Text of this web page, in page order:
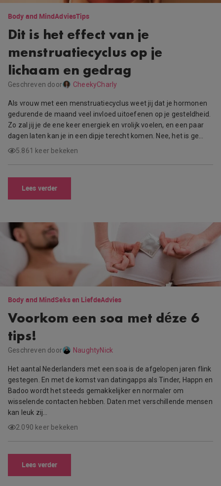
Body and MindAdviesTips
Dit is het effect van je
menstruatiecyclus op je
lichaam en gedrag
Geschreven door CheekyCharly
Als vrouw met een menstruatiecyclus weet jij dat je hormonen
gedurende de maand veel invloed uitoefenen op je gesteldheid.
Zo zal jij je de ene keer energiek en vrolijk voelen, en een paar
dagen laten kan je in een dipje terecht komen. Nee, het is ge…
5.861 keer bekeken
Lees verder
Body and MindSeks en LiefdeAdvies
Voorkom een soa met déze 6
tips!
Geschreven door NaughtyNick
Het aantal Nederlanders met een soa is de afgelopen jaren flink
gestegen. En met de komst van datingapps als Tinder, Happn en
Badoo wordt het steeds gemakkelijker en normaler om
wisselende contacten hebben. Daten met verschillende mensen
kan leuk zij…
2.090 keer bekeken
Lees verder